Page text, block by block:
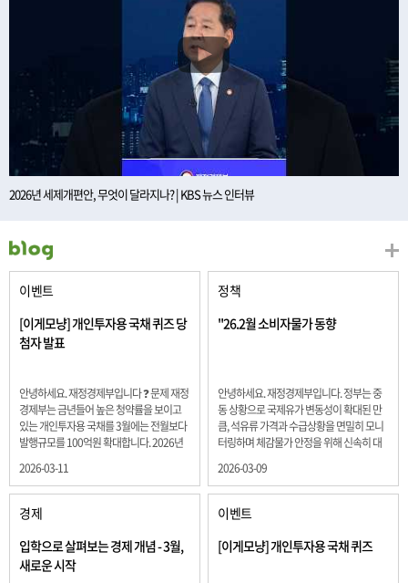
2026년 세제개편안, 무엇이 달라지나? | KBS 뉴스 인터뷰
이벤트
[이게모냥] 개인투자용 국채 퀴즈 당
첨자 발표
안녕하세요. 재정경제부입니다 ❓ 문제 재정
경제부는 금년들어 높은 청약률을 보이고
있는 개인투자용 국채를 3월에는 전월보다
발행규모를 100억원 확대합니다. 2026년
5년물 600억원, 10년물 900억원, 20년물
300억원입니다. 그렇다면 3월 개인투자용
국채의 총 발행 예정 금액은 얼마일까요??
보기 ① 1,600억원 ② 1,700억원 ③ 1,800
억원 ④ 2,000억원 정답 : 1,800억원 참여해
주신 모든 분들 감사합니다! 당첨자분들에
게는 지난 이벤트 블로그 게시글에 비밀댓
2026-03-11
정책
"26.2월 소비자물가 동향
안녕하세요. 재정경제부입니다. 정부는 중
동 상황으로 국제유가 변동성이 확대된 만
큼, 석유류 가격과 수급상황을 면밀히 모니
터링하며 체감물가 안정을 위해 신속히 대
료품과 에너지를 제외하고 추세적 흐름을
보여주는 근원물가는 2.3% 상승 향후 지정
학적 요인, 기상여건 등 불확실성이 있는 만
큼, 정부는 체감물가 안정을 위해 총력을 다
할 계획입니다. 특히, 최근 중동 상황으로 국
제유가 변동성이 확대된 만큼, 석유류 가격･
2026-03-09
경제
입학으로 살펴보는 경제 개념 - 3월,
새로운 시작
이벤트
[이게모냥] 개인투자용 국채 퀴즈